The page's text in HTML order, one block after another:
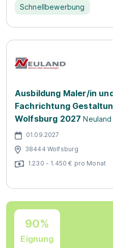
Schnellbewerbung
Ausbildung Maler/in
Fachrichtung
Wolfsburg 2027
01.09.2027
38444 Wolfsburg
1.230 - 1.450 € pro Monat
90%
Eignung